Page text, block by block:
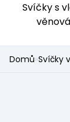
Svíčky s
Domů»Svíčky